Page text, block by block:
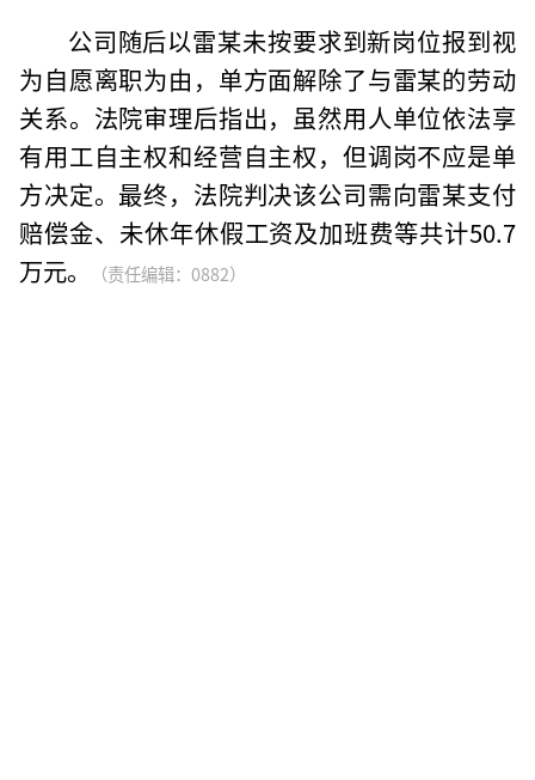
公司随后以雷某未按要求到新岗位报到视
为自愿离职为由，单方面解除了与雷某的劳动
关系。法院审理后指出，虽然用人单位依法享
有用工自主权和经营自主权，但调岗不应是单
方决定。最终，法院判决该公司需向雷某支付
赔偿金、未休年休假工资及加班费等共计50.7
万元。
（责任编辑：0882）